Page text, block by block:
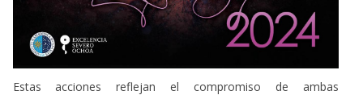
Estas acciones reflejan el compromiso de ambas